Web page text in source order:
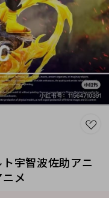
宇智波佐助アニ
メ